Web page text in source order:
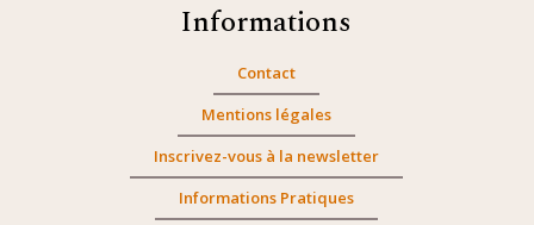
Informations
Contact
Mentions légales
Inscrivez-vous à la newsletter
Informations Pratiques